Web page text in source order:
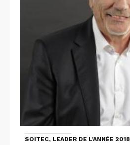
SOITEC, LEADER DE L'ANNÉE 2018